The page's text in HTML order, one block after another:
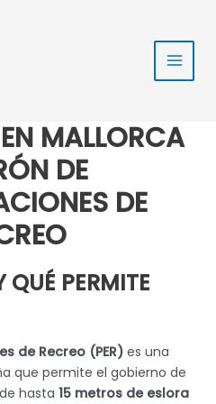
MALLORCA
DE
DE
QUÉ PERMITE
de Recreo (PER) es una
que permite el gobierno de
hasta 15 metros de eslora